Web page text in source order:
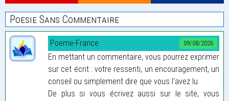
Poesie Sans Commentaire
09/08/2026
Poeme-France
En mettant un commentaire, vous pourrez exprimer
sur cet écrit : votre ressenti, un encouragement, un
conseil ou simplement dire que vous l'avez lu.
De plus si vous écrivez aussi sur le site, vous